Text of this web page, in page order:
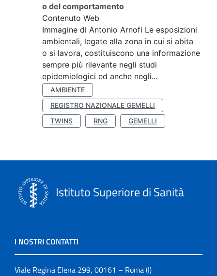
o del comportamento
Contenuto Web
Immagine di Antonio Arnofi Le esposizioni
ambientali, legate alla zona in cui si abita
o si lavora, costituiscono una informazione
sempre più rilevante negli studi
epidemiologici ed anche negli...
AMBIENTE
REGISTRO NAZIONALE GEMELLI
TWINS
RNG GEMELLI
Istituto Superiore di Sanità
I NOSTRI CONTATTI
Viale Regina Elena 299, 00161 – Roma (I)